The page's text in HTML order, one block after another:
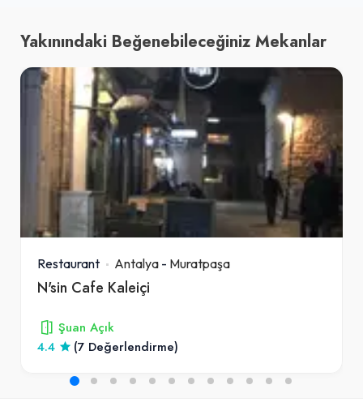
Yakınındaki Beğenebileceğiniz Mekanlar
Restaurant Antalya - Muratpaşa
N'sin Cafe Kaleiçi
Şuan Açık
4.4
(7 Değerlendirme)